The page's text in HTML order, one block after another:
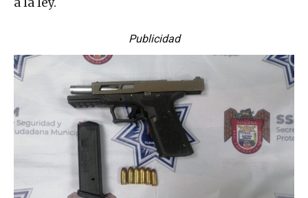
Publicidad